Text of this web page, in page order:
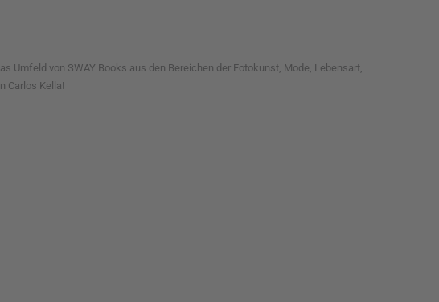
Umfeld von SWAY Books aus den Bereichen der Fotokunst, Mode, Lebensart,
Carlos Kella!